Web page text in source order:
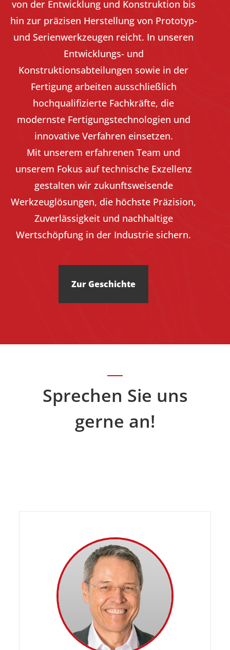
von der Entwicklung und Konstruktion bis
hin zur präzisen Herstellung von Prototyp-
und Serienwerkzeugen reicht. In unseren
Entwicklungs- und
Konstruktionsabteilungen sowie in der
Fertigung arbeiten ausschließlich
hochqualifizierte Fachkräfte, die
modernste Fertigungstechnologien und
innovative Verfahren einsetzen.
Mit unserem erfahrenen Team und
unserem Fokus auf technische Exzellenz
gestalten wir zukunftsweisende
Werkzeuglösungen, die höchste Präzision,
Zuverlässigkeit und nachhaltige
Wertschöpfung in der Industrie sichern.
Zur Geschichte
Sprechen Sie uns
gerne an!